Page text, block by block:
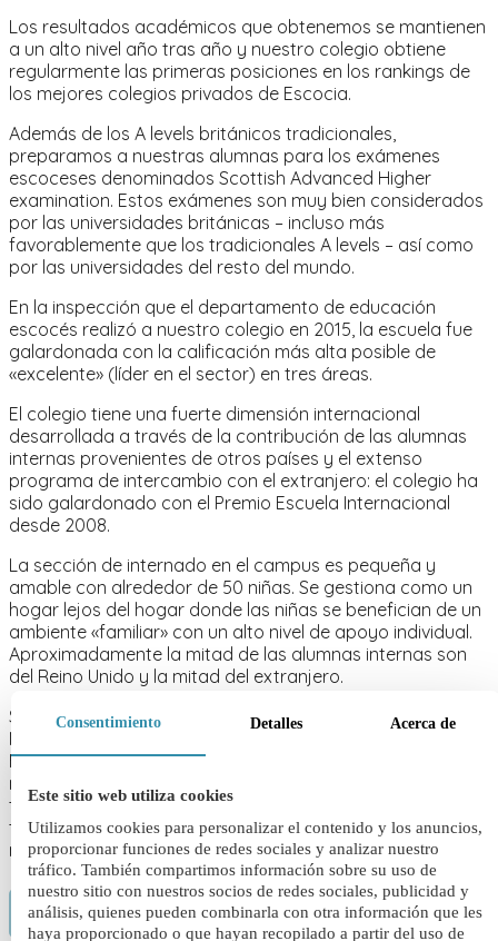
Los resultados académicos que obtenemos se mantienen
a un alto nivel año tras año y nuestro colegio obtiene
regularmente las primeras posiciones en los rankings de
los mejores colegios privados de Escocia.
Además de los A levels británicos tradicionales,
preparamos a nuestras alumnas para los exámenes
escoceses denominados Scottish Advanced Higher
examination. Estos exámenes son muy bien considerados
por las universidades británicas – incluso más
favorablemente que los tradicionales A levels – así como
por las universidades del resto del mundo.
En la inspección que el departamento de educación
escocés realizó a nuestro colegio en 2015, la escuela fue
galardonada con la calificación más alta posible de
«excelente» (líder en el sector) en tres áreas.
El colegio tiene una fuerte dimensión internacional
desarrollada a través de la contribución de las alumnas
internas provenientes de otros países y el extenso
programa de intercambio con el extranjero: el colegio ha
sido galardonado con el Premio Escuela Internacional
desde 2008.
La sección de internado en el campus es pequeña y
amable con alrededor de 50 niñas. Se gestiona como un
hogar lejos del hogar donde las niñas se benefician de un
ambiente «familiar» con un alto nivel de apoyo individual.
Aproximadamente la mitad de las alumnas internas son
del Reino Unido y la mitad del extranjero.
St George’s está asociado al colegio para niños
Merchiston Castle School. Merchiston tiene su sede en
Edimburgo y es la única escuela exclusivamente para
niños en Escocia. Ambas escuelas tienen un programa de
tarifas conjuntas para los hermanos. También hay
transporte escolar hacia y desde ambas escuelas por la
mañana y por la noche.
CONTACTO
Consentimiento Detalles Acerca de
Este sitio web utiliza cookies
Utilizamos cookies para personalizar el contenido y los anuncios,
proporcionar funciones de redes sociales y analizar nuestro
tráfico. También compartimos información sobre su uso de
nuestro sitio con nuestros socios de redes sociales, publicidad y
análisis, quienes pueden combinarla con otra información que les
haya proporcionado o que hayan recopilado a partir del uso de